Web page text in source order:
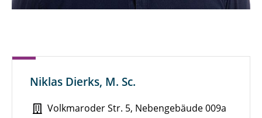
Henry Brauns, M. Sc.
Michael Bredekamp, M. Sc.
Pauline Breunig
Niklas Dierks, M. Sc.
Volkmaroder Str. 5, Nebengebäude 009a